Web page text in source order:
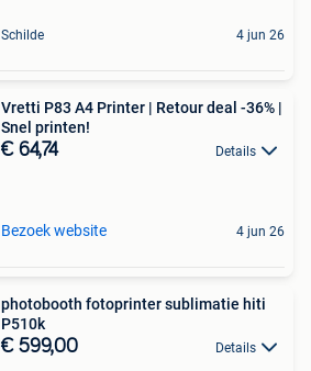
Schilde 4 jun 26
Vretti P83 A4 Printer | Retour deal -36% |
Snel printen!
€ 64,74 Details
Bezoek website 4 jun 26
photobooth fotoprinter sublimatie hiti
P510k
€ 599,00 Details